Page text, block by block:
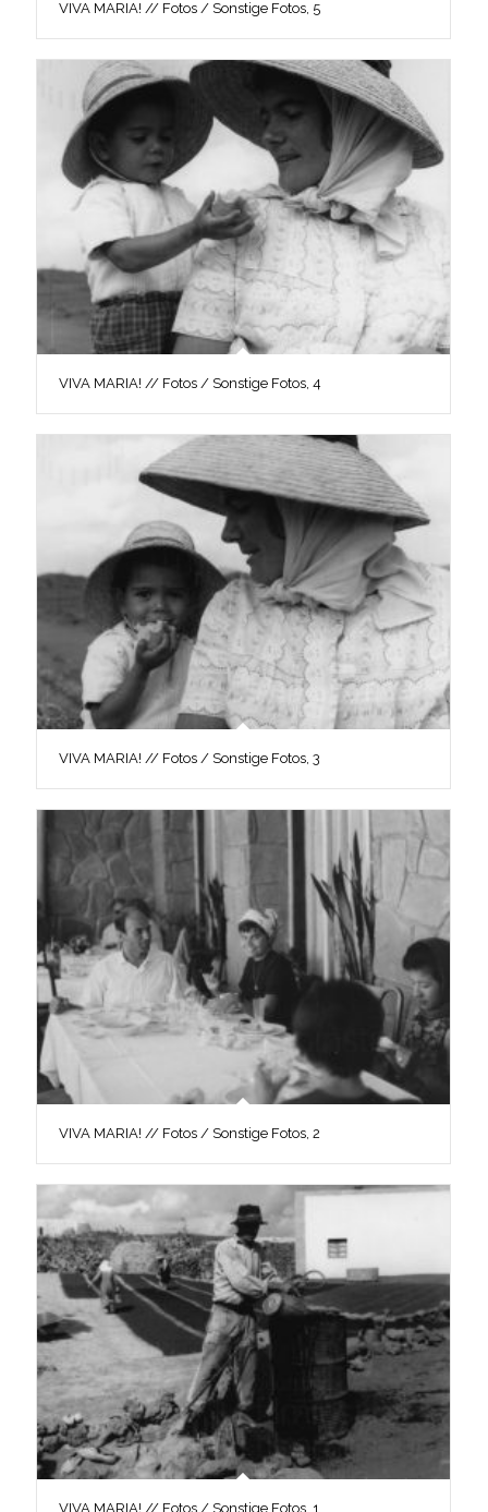
VIVA MARIA! // Fotos / Sonstige Fotos, 5
VIVA MARIA! // Fotos / Sonstige Fotos, 4
VIVA MARIA! // Fotos / Sonstige Fotos, 3
VIVA MARIA! // Fotos / Sonstige Fotos, 2
VIVA MARIA! // Fotos / Sonstige Fotos, 1